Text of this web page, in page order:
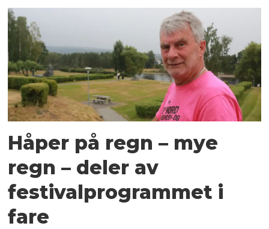
Håper på regn – mye
regn – deler av
festivalprogrammet i
fare